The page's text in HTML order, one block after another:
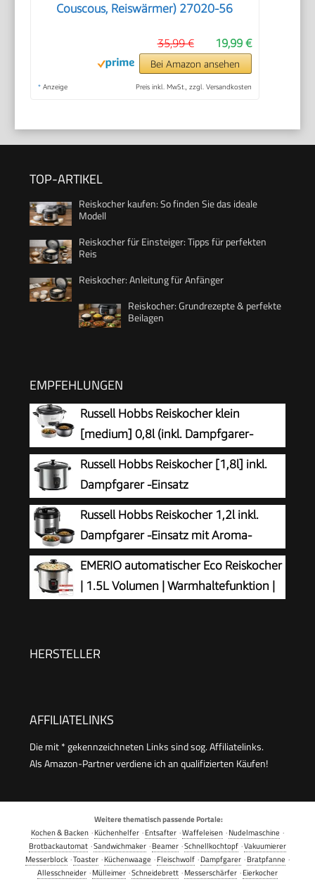
Couscous, Reiswärmer) 27020-56
19,99 €
35,99 €
Bei Amazon ansehen
* Anzeige Preis inkl. MwSt., zzgl. Versandkosten
TOP-ARTIKEL
Reiskocher kaufen: So finden Sie das ideale
Modell
Reiskocher für Einsteiger: Tipps für perfekten
Reis
Reiskocher: Anleitung für Anfänger
Reiskocher: Grundrezepte & perfekte
Beilagen
EMPFEHLUNGEN
Russell Hobbs Reiskocher klein
[medium] 0,8l (inkl. Dampfgarer-
Einsatz, Warmhaltefunktion,
antihaftbeschichteter Gartopf, Reislöffel &
Messbecher) Schongarer für Gemüse & Fisch
27030-56
Russell Hobbs Reiskocher [1,8l] inkl.
Dampfgarer -Einsatz
(Warmhaltefunktion,
antihaftbeschichteter Gartopf, Reislöffel &
Messbecher, Edelstahl, Glas-Deckel, Schongarer
für Gemüse & Fisch etc)19750-56
Russell Hobbs Reiskocher 1,2l inkl.
Dampfgarer -Einsatz mit Aroma-
Klappdeckel (Warmhaltefunktion,
antihaftbeschichteter Gartopf, Reislöffel &
Messbecher, Edelstahl) 27080-56
EMERIO automatischer Eco Reiskocher
| 1.5L Volumen | Warmhaltefunktion |
Schongarer | 500 Watt | Edelstahl | RCE-
HERSTELLER
AFFILIATELINKS
Die mit * gekennzeichneten Links sind sog. Affiliatelinks.
Als Amazon-Partner verdiene ich an qualifizierten Käufen!
Weitere thematisch passende Portale:
Kochen & Backen ·Küchenhelfer ·Entsafter ·Waffeleisen ·Nudelmaschine ·
Brotbackautomat ·Sandwichmaker ·Beamer ·Schnellkochtopf ·Vakuumierer
Messerblock ·Toaster ·Küchenwaage ·Fleischwolf ·Dampfgarer ·Bratpfanne ·
Allesschneider ·Mülleimer ·Schneidebrett ·Messerschärfer ·Eierkocher